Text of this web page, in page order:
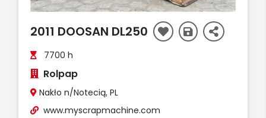
2011 DOOSAN DL250
7700 h
Rolpap
Nakło n/Notecią, PL
www.myscrapmachine.com